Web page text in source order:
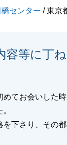
センター / 東京
容等に丁
てお会いした
下さり、その都